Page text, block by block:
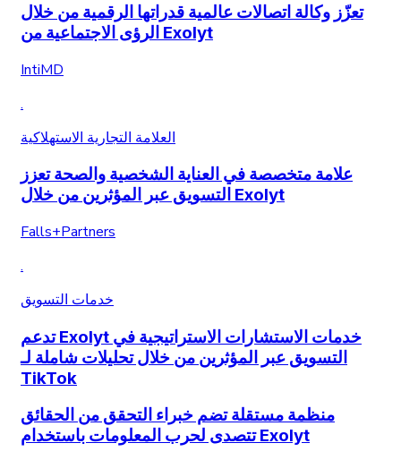
تعزّز وكالة اتصالات عالمية قدراتها الرقمية من خلال
الرؤى الاجتماعية من Exolyt
IntiMD
.
العلامة التجارية الاستهلاكية
علامة متخصصة في العناية الشخصية والصحة تعزز
التسويق عبر المؤثرين من خلال Exolyt
Falls+Partners
.
خدمات التسويق
تدعم Exolyt خدمات الاستشارات الاستراتيجية في
التسويق عبر المؤثرين من خلال تحليلات شاملة لـ
TikTok
منظمة مستقلة تضم خبراء التحقق من الحقائق
تتصدى لحرب المعلومات باستخدام Exolyt